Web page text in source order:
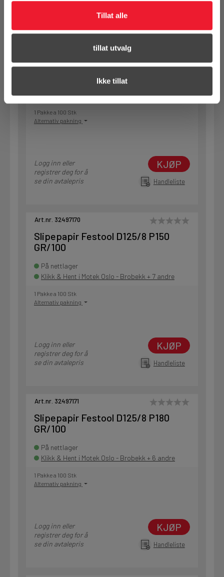
Tillat alle
tillat utvalg
Ikke tillat
Slipepapir Festool D125/8 P120
GR/100
Klikk & Hent i Motek Oslo - Brobekk + 8 andre
1 Pakke a 100 Stk
Alternativ pakning
Logg inn eller
registrer deg for å
se din avtalepris
KJØP
Handleliste
Art.nr. 32497170
Slipepapir Festool D125/8 P150
GR/100
På nettlager
Klikk & Hent i Motek Oslo - Brobekk + 7 andre
1 Pakke a 100 Stk
Alternativ pakning
Logg inn eller
registrer deg for å
se din avtalepris
KJØP
Handleliste
Art.nr. 32497171
Slipepapir Festool D125/8 P180
GR/100
På nettlager
Klikk & Hent i Motek Oslo - Brobekk + 6 andre
1 Pakke a 100 Stk
Alternativ pakning
Logg inn eller
registrer deg for å
se din avtalepris
KJØP
Handleliste